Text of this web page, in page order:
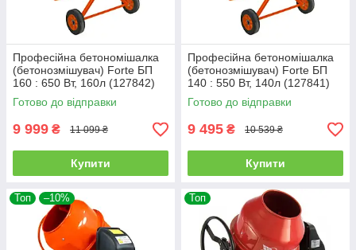
Професійна бетономішалка
(бетонозмішувач) Forte БП
160 : 650 Вт, 160л (127842)
Готово до відправки
9 999 ₴ 11 099 ₴
Купити
Професійна бетономішалка
(бетонозмішувач) Forte БП
140 : 550 Вт, 140л (127841)
Готово до відправки
9 495 ₴ 10 539 ₴
Купити
Топ –10% Топ